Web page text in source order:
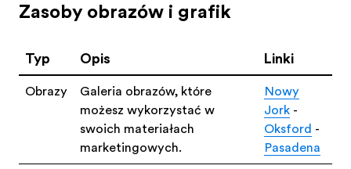
Zasoby obrazów i grafik
Typ Opis Linki
Obrazy
Galeria obrazów, które
możesz wykorzystać w
swoich materiałach
marketingowych.
Nowy
Jork -
Oksford -
Pasadena